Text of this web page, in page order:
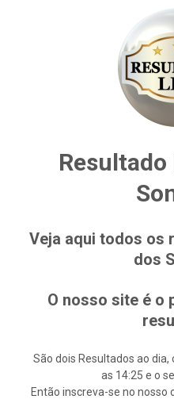
Veja aqui todos os
dos
O nosso site é o
São dois Resultados ao
as 14:25 e o
Então inscreva-se no nosso